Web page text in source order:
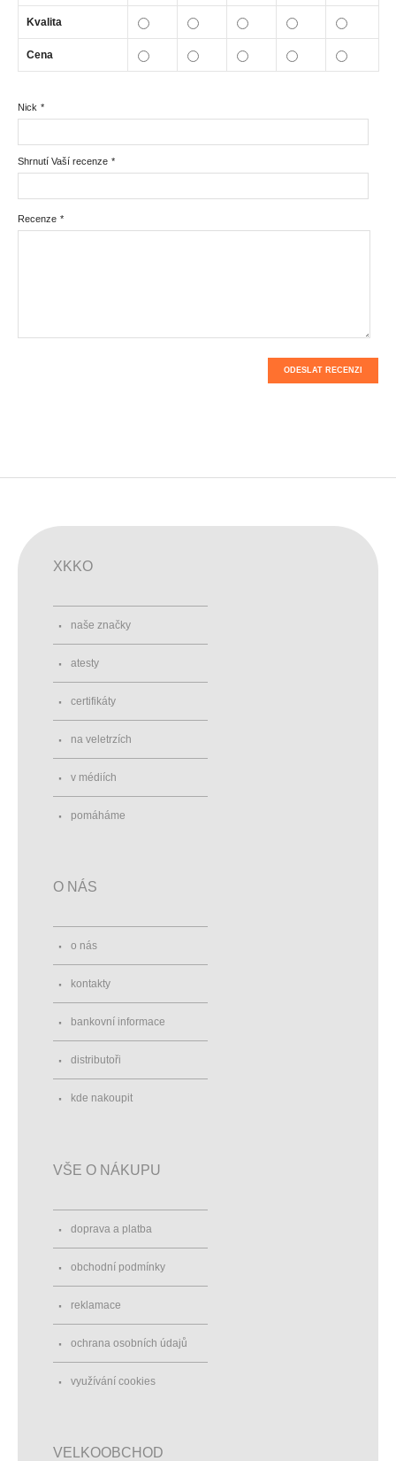
Kvalita
Cena
*
Nick
*
Shrnutí Vaší recenze
*
Recenze
ODESLAT RECENZI
XKKO
naše značky
atesty
certifikáty
na veletrzích
v médiích
pomáháme
O NÁS
o nás
kontakty
bankovní informace
distributoři
kde nakoupit
VŠE O NÁKUPU
doprava a platba
obchodní podmínky
reklamace
ochrana osobních údajů
využívání cookies
VELKOOBCHOD